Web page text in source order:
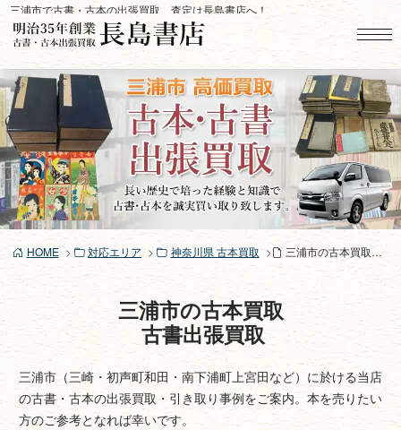
コ
ン
ツ
へ
ス
キ
ッ
プ
三浦市で古書・古本の出張買取、査定は長島書店へ！
HOME 対応エリア 神奈川県 古本買取 三浦市の古本買取、古書買取り
三浦市の古本買取
古書出張買取
三浦市（三崎・初声町和田・南下浦町上宮田など）に於ける当店
の古書・古本の出張買取・引き取り事例をご案内。本を売りたい
方のご参考となれば幸いです。